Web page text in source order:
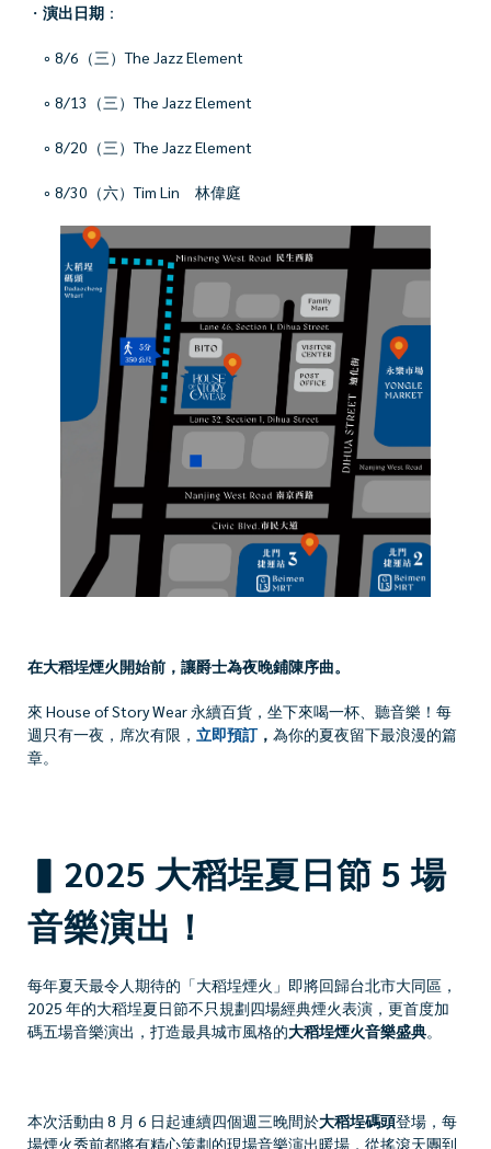
・ 演出日期 ：
◦ 8/6（三）The Jazz Element
◦ 8/13（三）The Jazz Element
◦ 8/20（三）The Jazz Element
◦ 8/30（六）Tim Lin 林偉庭
在大稻埕煙火開始前，讓爵士為夜晚鋪陳序曲。
來 House of Story Wear 永續百貨，坐下來喝一杯、聽音樂！ 每
週只有一夜，席次有限， 立即預訂， 為你的夏夜留下最浪漫的篇
章。
▍2025 大稻埕夏日節 5 場
音樂演出！
每年夏天最令人期待的「大稻埕煙火」即將回歸台北市大同區，
2025 年的大稻埕夏日節不只規劃四場經典煙火表演，更首度加
碼五場音樂演出，打造最具城市風格的大稻埕煙火音樂盛典。
本次活動由 8 月 6 日起連續四個週三晚間於大稻埕碼頭登場，每
場煙火秀前都將有精心策劃的現場音樂演出暖場，從搖滾天團到